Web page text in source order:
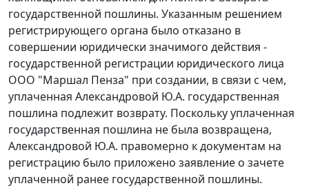
государственной пошлины. Указанным решением
регистрирующего органа было отказано в
совершении юридически значимого действия -
государственной регистрации юридического лица
ООО "Маршал Пенза" при создании, в связи с чем,
уплаченная Александровой Ю.А. государственная
пошлина подлежит возврату. Поскольку уплаченная
государственная пошлина не была возвращена,
Александровой Ю.А. правомерно к документам на
регистрацию было приложено заявление о зачете
уплаченной ранее государственной пошлины.